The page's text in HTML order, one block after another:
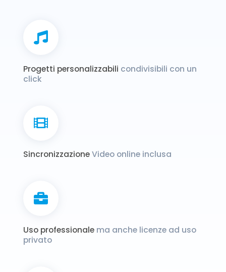
Progetti personalizzabili condivisibili con un
click
SincronizzazioneVideo online inclusa
Uso professionale ma anche licenze ad uso
privato